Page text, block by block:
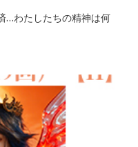
…わたしたちの精神は何